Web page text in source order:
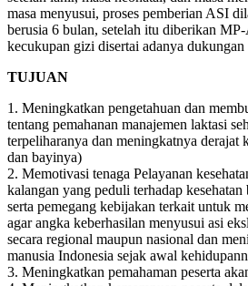
masa menyusui, proses pemberian ASI
berusia 6 bulan, setelah itu diberikan
kecukupan gizi disertai adanya dukungan
TUJUAN
1. Meningkatkan pengetahuan dan
tentang pemahanan manajemen laktasi
terpeliharanya dan meningkatnya derajat
dan bayinya)
2. Memotivasi tenaga Pelayanan
kalangan yang peduli terhadap
serta pemegang kebijakan terkait untuk
agar angka keberhasilan menyusui asi
secara regional maupun nasional dan
manusia Indonesia sejak awal
3. Meningkatkan pemahaman peserta